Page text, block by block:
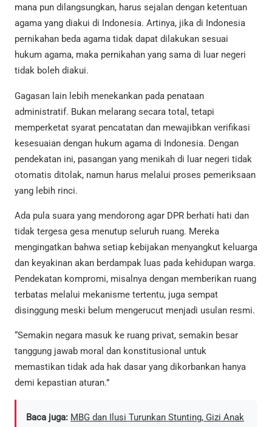
mana pun dilangsungkan, harus sejalan dengan ketentuan
agama yang diakui di Indonesia. Artinya, jika di Indonesia
pernikahan beda agama tidak dapat dilakukan sesuai
hukum agama, maka pernikahan yang sama di luar negeri
tidak boleh diakui.
Gagasan lain lebih menekankan pada penataan
administratif. Bukan melarang secara total, tetapi
memperketat syarat pencatatan dan mewajibkan verifikasi
kesesuaian dengan hukum agama di Indonesia. Dengan
pendekatan ini, pasangan yang menikah di luar negeri tidak
otomatis ditolak, namun harus melalui proses pemeriksaan
yang lebih rinci.
Ada pula suara yang mendorong agar DPR berhati hati dan
tidak tergesa gesa menutup seluruh ruang. Mereka
mengingatkan bahwa setiap kebijakan menyangkut keluarga
dan keyakinan akan berdampak luas pada kehidupan warga.
Pendekatan kompromi, misalnya dengan memberikan ruang
terbatas melalui mekanisme tertentu, juga sempat
disinggung meski belum mengerucut menjadi usulan resmi.
“Semakin negara masuk ke ruang privat, semakin besar
tanggung jawab moral dan konstitusional untuk
memastikan tidak ada hak dasar yang dikorbankan hanya
demi kepastian aturan.”
Baca juga: MBG dan Ilusi Turunkan Stunting, Gizi Anak